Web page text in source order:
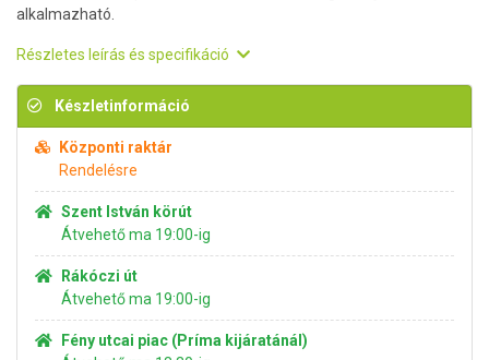
alkalmazható.
Részletes leírás és specifikáció
Készletinformáció
Központi raktár
Rendelésre
Szent István körút
Átvehető ma 19:00-ig
Rákóczi út
Átvehető ma 19:00-ig
Fény utcai piac (Príma kijáratánál)